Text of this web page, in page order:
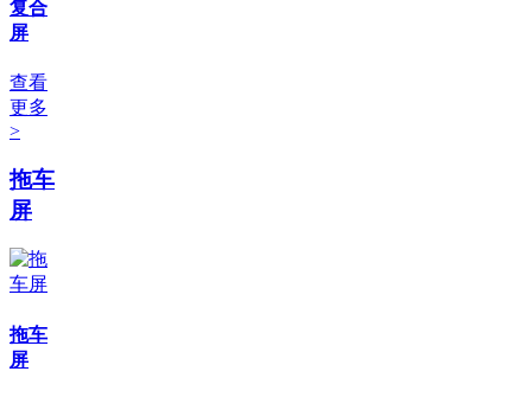
复合
屏
查看
更多
>
拖车
屏
拖车
屏